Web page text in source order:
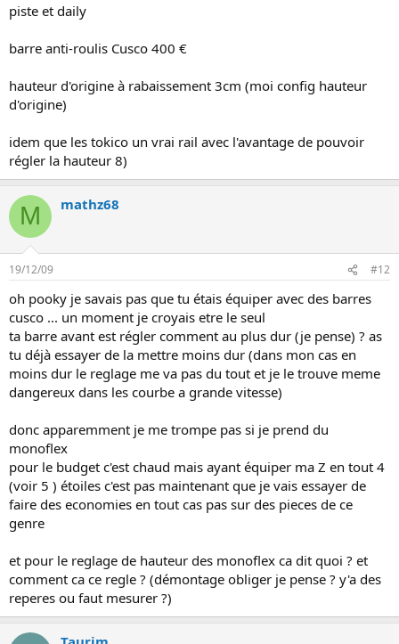
piste et daily
barre anti-roulis Cusco 400 €
hauteur d'origine à rabaissement 3cm (moi config hauteur
d'origine)
idem que les tokico un vrai rail avec l'avantage de pouvoir
régler la hauteur 8)
M mathz68
19/12/09 #12
oh pooky je savais pas que tu étais équiper avec des barres
cusco ... un moment je croyais etre le seul
ta barre avant est régler comment au plus dur (je pense) ? as
tu déjà essayer de la mettre moins dur (dans mon cas en
moins dur le reglage me va pas du tout et je le trouve meme
dangereux dans les courbe a grande vitesse)
donc apparemment je me trompe pas si je prend du
monoflex
pour le budget c'est chaud mais ayant équiper ma Z en tout 4
(voir 5 ) étoiles c'est pas maintenant que je vais essayer de
faire des economies en tout cas pas sur des pieces de ce
genre
et pour le reglage de hauteur des monoflex ca dit quoi ? et
comment ca ce regle ? (démontage obliger je pense ? y'a des
reperes ou faut mesurer ?)